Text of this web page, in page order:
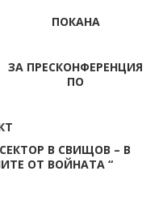
ПОКАНА
ЗА ПРЕСКОНФЕРЕНЦИЯ
ПО
В СВИЩОВ – В
ОТ ВОЙНАТА “